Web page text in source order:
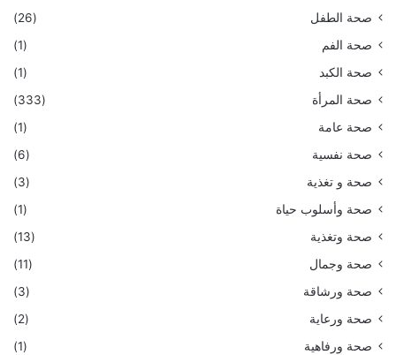
صحة الطفل
(26)
صحة الفم
(1)
صحة الكبد
(1)
صحة المرأة
(333)
صحة عامة
(1)
صحة نفسية
(6)
صحة و تغذية
(3)
صحة وأسلوب حياة
(1)
صحة وتغذية
(13)
صحة وجمال
(11)
صحة ورشاقة
(3)
صحة ورعاية
(2)
صحة ورفاهية
(1)